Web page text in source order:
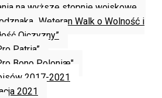
na wyższe stopnie wojskowe
„Weteran Walk o Wolność i
Ojczyzny”
Patria”
Bono Poloniæ"
2017-2021
2021